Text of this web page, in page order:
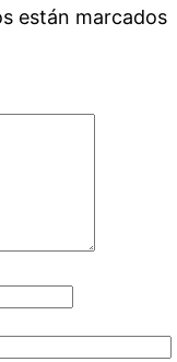
están marcados